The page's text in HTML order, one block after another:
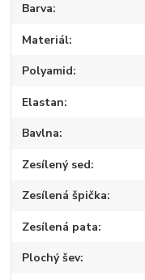
Barva
Materiál
Polyamid
Elastan
Bavlna
Zesílený sed
Zesílená špička
Zesílená pata
Plochý šev